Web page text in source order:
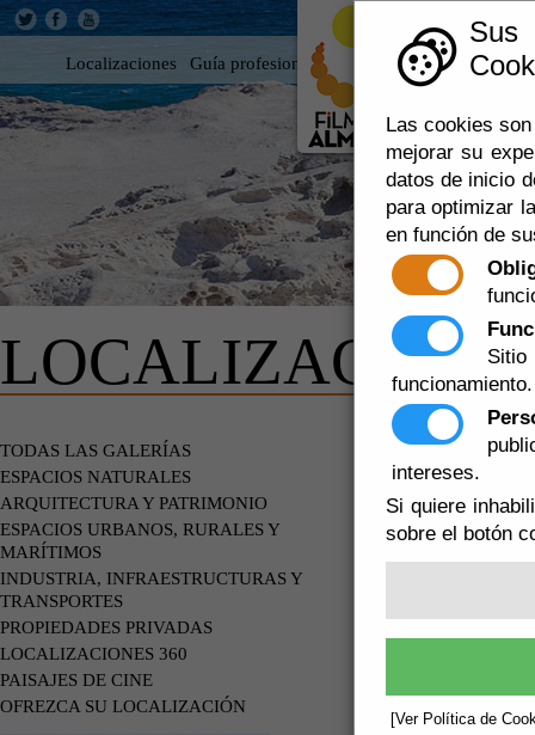
Las cookies
mejorar su
datos de inicio
para optimizar
en función de
funcionamiento.
intereses.
Si quiere
sobre el botón
[Ver Política de
Localizaciones Guía profesional Rodar en Almería 360
TODAS LAS GALERÍAS
ESPACIOS NATURALES
ARQUITECTURA Y PATRIMONIO
ESPACIOS URBANOS, RURALES Y
MARÍTIMOS
INDUSTRIA, INFRAESTRUCTURAS Y
TRANSPORTES
PROPIEDADES PRIVADAS
LOCALIZACIONES 360
PAISAJES DE CINE
OFREZCA SU LOCALIZACIÓN
DE